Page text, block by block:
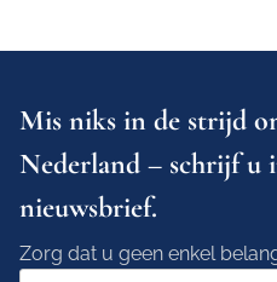
Mis niks in de strijd
Nederland – schrijf u
nieuwsbrief.
Zorg dat u geen enkel